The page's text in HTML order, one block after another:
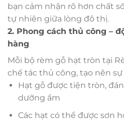
bạn cảm nhận rõ hơn chất
tự nhiên giữa lòng đô thị.
2. Phong cách thủ công –
hàng
Mỗi bộ rèm gỗ hạt tròn tại
chế tác thủ công, tạo nên
Hạt gỗ được tiện tròn,
dưỡng ẩm
Các hạt có thể được sơn